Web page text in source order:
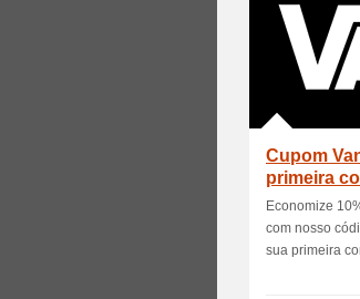
Cupom
primeira
Economize
com nosso
sua primeira